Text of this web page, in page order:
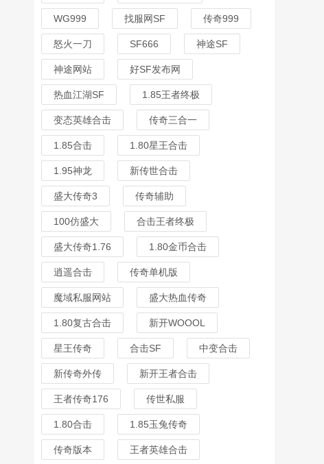
WG999 找服网SF 传奇999
怒火一刀 SF666 神途SF
神途网站 好SF发布网
热血江湖SF 1.85王者终极
变态英雄合击 传奇三合一
1.85合击 1.80星王合击
1.95神龙 新传世合击
盛大传奇3 传奇辅助
100仿盛大 合击王者终极
盛大传奇1.76 1.80金币合击
逍遥合击 传奇单机版
魔域私服网站 盛大热血传奇
1.80复古合击 新开WOOOL
星王传奇 合击SF 中变合击
新传奇外传 新开王者合击
王者传奇176 传世私服
1.80合击 1.85玉兔传奇
传奇版本 王者英雄合击